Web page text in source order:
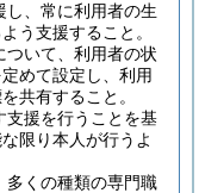
し、常に利用者の生
う支援すること。
ついて、利用者の状
めて設定し、利用
共有すること。
支援を行うことを基
限り本人が行うよ
多くの種類の専門職